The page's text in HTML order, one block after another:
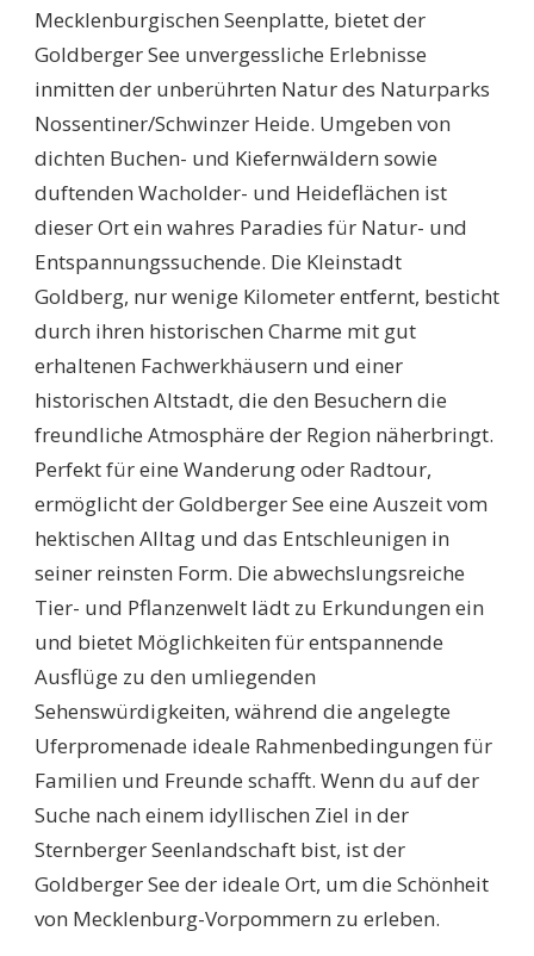
Mecklenburgischen Seenplatte, bietet der
Goldberger See unvergessliche Erlebnisse
inmitten der unberührten Natur des Naturparks
Nossentiner/Schwinzer Heide. Umgeben von
dichten Buchen- und Kiefernwäldern sowie
duftenden Wacholder- und Heideflächen ist
dieser Ort ein wahres Paradies für Natur- und
Entspannungssuchende. Die Kleinstadt
Goldberg, nur wenige Kilometer entfernt, besticht
durch ihren historischen Charme mit gut
erhaltenen Fachwerkhäusern und einer
historischen Altstadt, die den Besuchern die
freundliche Atmosphäre der Region näherbringt.
Perfekt für eine Wanderung oder Radtour,
ermöglicht der Goldberger See eine Auszeit vom
hektischen Alltag und das Entschleunigen in
seiner reinsten Form. Die abwechslungsreiche
Tier- und Pflanzenwelt lädt zu Erkundungen ein
und bietet Möglichkeiten für entspannende
Ausflüge zu den umliegenden
Sehenswürdigkeiten, während die angelegte
Uferpromenade ideale Rahmenbedingungen für
Familien und Freunde schafft. Wenn du auf der
Suche nach einem idyllischen Ziel in der
Sternberger Seenlandschaft bist, ist der
Goldberger See der ideale Ort, um die Schönheit
von Mecklenburg-Vorpommern zu erleben.